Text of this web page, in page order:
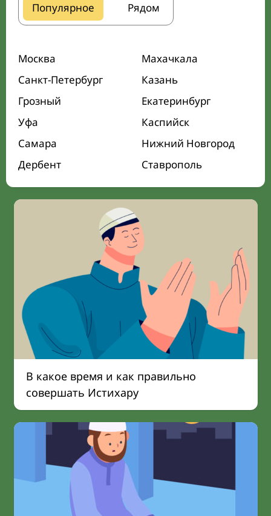
Популярное Рядом
Москва
Махачкала
Санкт-Петербург
Казань
Грозный
Екатеринбург
Уфа
Каспийск
Самара
Нижний Новгород
Дербент
Ставрополь
В какое время и как правильно
совершать Истихару